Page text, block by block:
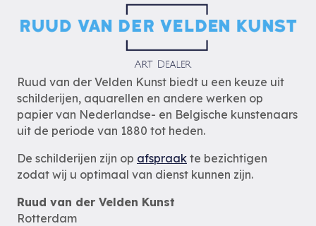
Ruud van der Velden Kunst biedt u een keuze uit
schilderijen, aquarellen en andere werken op
papier van Nederlandse- en Belgische kunstenaars
uit de periode van 1880 tot heden.
De schilderijen zijn op afspraak te bezichtigen
zodat wij u optimaal van dienst kunnen zijn.
Ruud van der Velden Kunst
Rotterdam